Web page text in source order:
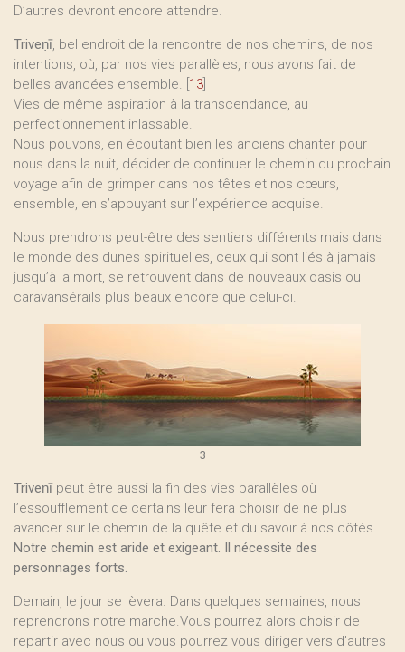
D’autres devront encore attendre.
Triveṇī, bel endroit de la rencontre de nos chemins, de nos
intentions, où, par nos vies parallèles, nous avons fait de
belles avancées ensemble. 13
Vies de même aspiration à la transcendance, au
perfectionnement inlassable.
Nous pouvons, en écoutant bien les anciens chanter pour
nous dans la nuit, décider de continuer le chemin du prochain
voyage afin de grimper dans nos têtes et nos cœurs,
ensemble, en s’appuyant sur l’expérience acquise.
Nous prendrons peut-être des sentiers différents mais dans
le monde des dunes spirituelles, ceux qui sont liés à jamais
jusqu’à la mort, se retrouvent dans de nouveaux oasis ou
caravansérails plus beaux encore que celui-ci.
3
Triveṇīpeut être aussi la fin des vies parallèles où
l’essoufflement de certains leur fera choisir de ne plus
avancer sur le chemin de la quête et du savoir à nos côtés.
Notre chemin est aride et exigeant. Il nécessite des
personnages forts.
Demain, le jour se lèvera. Dans quelques semaines, nous
reprendrons notre marche.Vous pourrez alors choisir de
repartir avec nous ou vous pourrez vous diriger vers d’autres